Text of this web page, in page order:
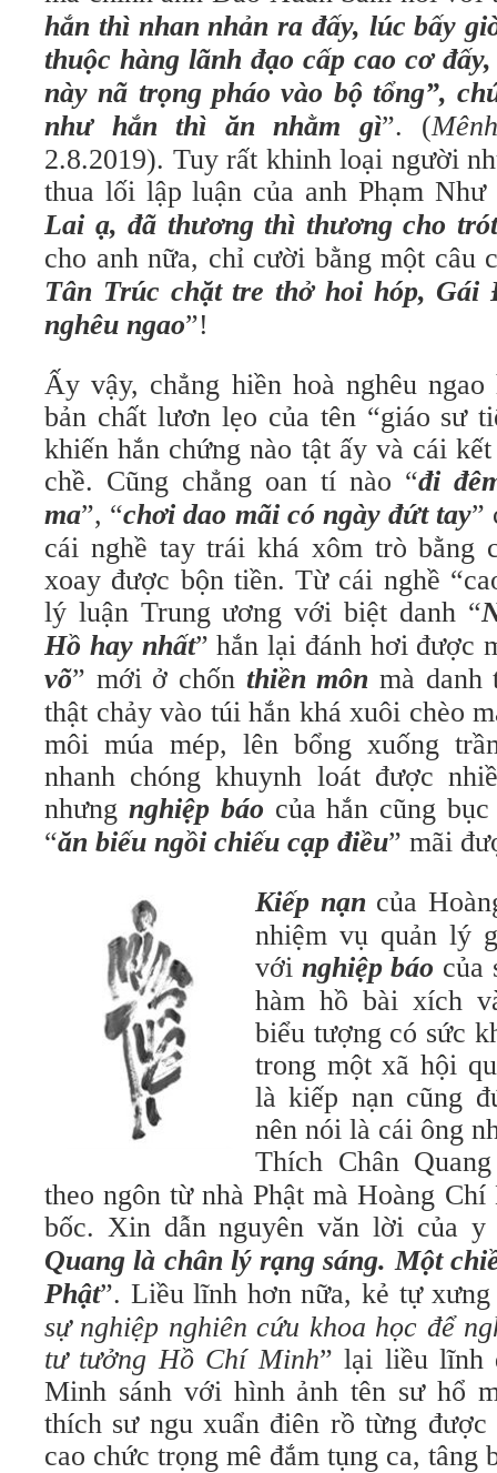
hắn thì nhan nhản ra đấy, lúc bấy
thuộc hàng lãnh đạo cấp cao cơ
này nã trọng pháo vào bộ tổng”,
như hắn thì ăn nhằm gì”. (
2.8.2019). Tuy rất khinh loại người
thua lối lập luận của anh Phạm Như
Lai ạ, đã thương thì thương cho trót
cho anh nữa, chỉ cười bằng một câu
Tân Trúc chặt tre thở hoi hóp, Gái
nghêu ngao”!
Ấy vậy, chẳng hiền hoà nghêu
bản chất lươn lẹo của tên “giáo sư
khiến hắn chứng nào tật ấy và cái
chề. Cũng chẳng oan tí nào “đi
ma”, “chơi dao mãi có ngày đứt tay”
cái nghề tay trái khá xôm trò bằng
xoay được bộn tiền. Từ cái nghề
lý luận Trung ương với biệt danh “
Hồ hay nhất” hắn lại đánh hơi được
võ” mới ở chốn thiền môn mà danh
thật chảy vào túi hắn khá xuôi chèo
môi múa mép, lên bổng xuống
nhanh chóng khuynh loát được
nhưng nghiệp báo của hắn cũng
“ăn biếu ngồi chiếu cạp điều” mãi
Kiếp nạn của
nhiệm vụ quản lý
với nghiệp báo của
hàm hồ bài xích
biểu tượng có sức
trong một xã hội
là kiếp nạn cũng
nên nói là cái ông
Thích Chân
theo ngôn từ nhà Phật mà Hoàng Chí
bốc. Xin dẫn nguyên văn lời của
Quang là chân lý rạng sáng. Một
Phật”. Liều lĩnh hơn nữa, kẻ tự
sự nghiệp nghiên cứu khoa học để
tư tưởng Hồ Chí Minh” lại liều lĩnh
Minh sánh với hình ảnh tên sư hổ
thích sư ngu xuẩn điên rồ từng
cao chức trọng mê đắm tụng ca, tâng